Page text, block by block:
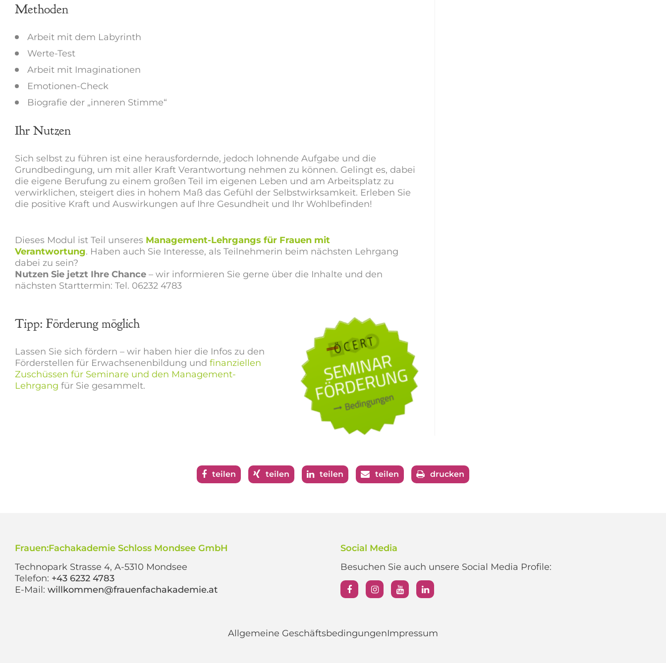
Methoden
Arbeit mit dem Labyrinth
Werte-Test
Arbeit mit Imaginationen
Emotionen-Check
Biografie der „inneren Stimme“
Ihr Nutzen
Sich selbst zu führen ist eine herausfordernde, jedoch lohnende Aufgabe und die
Grundbedingung, um mit aller Kraft Verantwortung nehmen zu können. Gelingt es, dabei
die eigene Berufung zu einem großen Teil im eigenen Leben und am Arbeitsplatz zu
verwirklichen, steigert dies in hohem Maß das Gefühl der Selbstwirksamkeit. Erleben Sie
die positive Kraft und Auswirkungen auf Ihre Gesundheit und Ihr Wohlbefinden!
Dieses Modul ist Teil unseres Management-Lehrgangs für Frauen mit
Verantwortung. Haben auch Sie Interesse, als Teilnehmerin beim nächsten Lehrgang
dabei zu sein?
Nutzen Sie jetzt Ihre Chance – wir informieren Sie gerne über die Inhalte und den
nächsten Starttermin: Tel. 06232 4783
Tipp: Förderung möglich
Lassen Sie sich fördern – wir haben hier die Infos zu den
Förderstellen für Erwachsenenbildung und finanziellen
Zuschüssen für Seminare und den Management-
Lehrgang für Sie gesammelt.
teilen teilen teilen teilen drucken
Frauen:Fachakademie Schloss Mondsee GmbH
Technopark Strasse 4, A-5310 Mondsee
Telefon: +43 6232 4783
E-Mail: willkommen@frauenfachakademie.at
Social Media
Besuchen Sie auch unsere Social Media Profile:
Allgemeine GeschäftsbedingungenImpressum